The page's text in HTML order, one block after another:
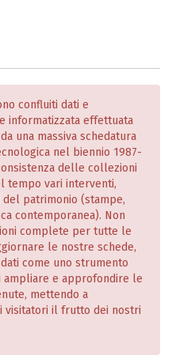
confluiti dati e
informatizzata effettuata
una massiva schedatura
nel biennio 1987-
delle collezioni
tempo vari interventi,
patrimonio (stampe,
contemporanea). Non
complete per tutte le
le nostre schede,
come uno strumento
e approfondire le
mettendo a
visitatori il frutto dei nostri